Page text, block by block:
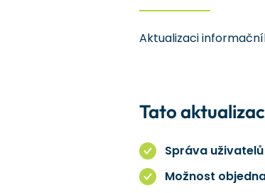
Aktualizaci
Tato
Správa uživatelů
Možnost